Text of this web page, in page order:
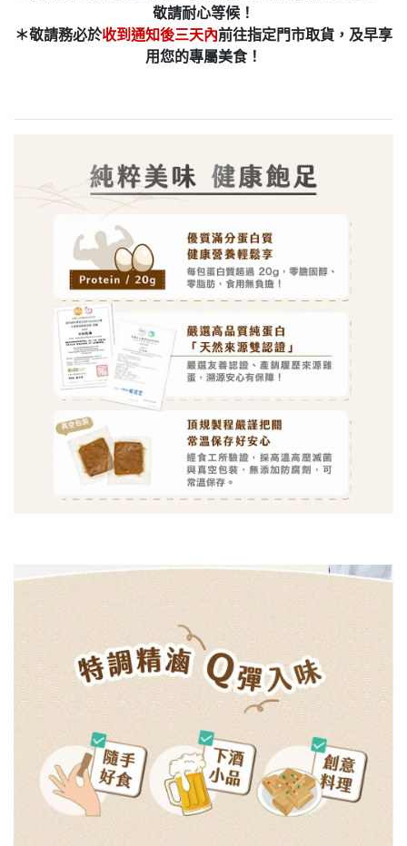
敬請耐心等候！
＊敬請務必於收到通知後三天內前往指定門市取貨，及早享
用您的專屬美食！